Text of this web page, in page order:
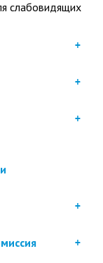
слабовидящих